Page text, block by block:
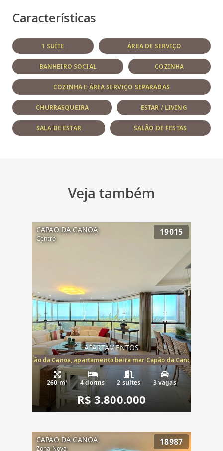
Características
1 SUÍTE ÁREA DE SERVIÇO
BANHEIRO SOCIAL COZINHA
COZINHA E ÁREA SERVIÇO SEPARADAS
CHURRASQUEIRA ESTAR / LIVING
SALA DE ESTAR SALÃO DE FESTAS
Veja também
CAPAO DA CANOA
Centro
19015
APARTAMENTOS
mar Capão da Canoa, apartamento beira mar Capão da Canoa,
260 m² 4 dorms 2 suítes 3 vagas
R$ 3.800.000
CAPAO DA CANOA
Zona Nova
18987